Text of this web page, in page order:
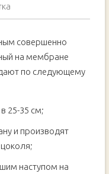
совершенно
на мембране
по следующему
25-35 см;
и производят
наступом на